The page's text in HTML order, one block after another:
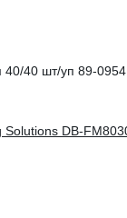
40/40 шт/уп 89-0954